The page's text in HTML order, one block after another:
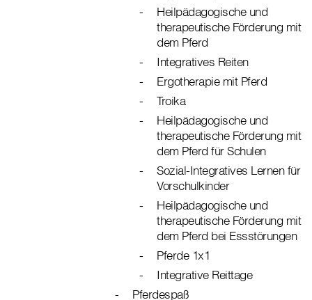
Heilpädagogische und
therapeutische Förderung mit
dem Pferd
Integratives Reiten
Ergotherapie mit Pferd
Troika
Heilpädagogische und
therapeutische Förderung mit
dem Pferd für Schulen
Sozial-Integratives Lernen für
Vorschulkinder
Heilpädagogische und
therapeutische Förderung mit
dem Pferd bei Essstörungen
Pferde 1x1
Integrative Reittage
Pferdespaß